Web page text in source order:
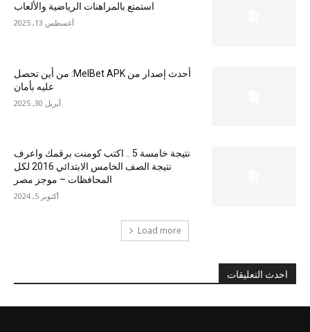
استمتع بالمراهنات الرياضية والألعاب
أغسطس 13, 2025
أحدث إصدار من MelBet APK: من أين تحصل
عليه بأمان
أبريل 30, 2025
نتيجة خامسة 5 .. اكتب كومنت برقمك واعرف
نتيجة الصف الخامس الابتدائي 2016 لكل
المحافظات – موجز مصر
أكتوبر 5, 2024
Load more
احدث التعليقات